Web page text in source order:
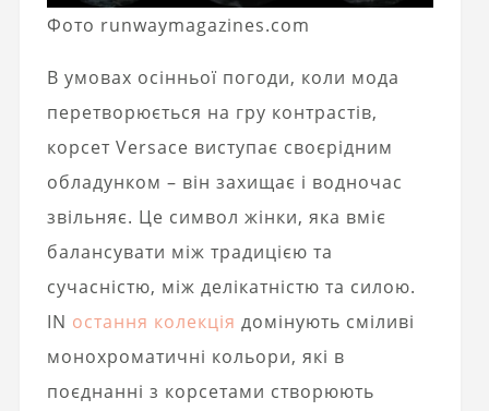
Фото runwaymagazines.com
В умовах осінньої погоди, коли мода
перетворюється на гру контрастів,
корсет Versace виступає своєрідним
обладунком – він захищає і водночас
звільняє. Це символ жінки, яка вміє
балансувати між традицією та
сучасністю, між делікатністю та силою.
IN остання колекція домінують сміливі
монохроматичні кольори, які в
поєднанні з корсетами створюють